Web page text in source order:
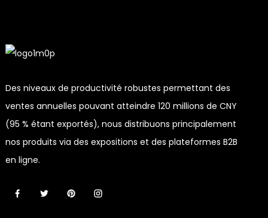
Des niveaux de productivité robustes permettant des
ventes annuelles pouvant atteindre 120 millions de CNY
(95 % étant exportés), nous distribuons principalement
nos produits via des expositions et des plateformes B2B
en ligne.